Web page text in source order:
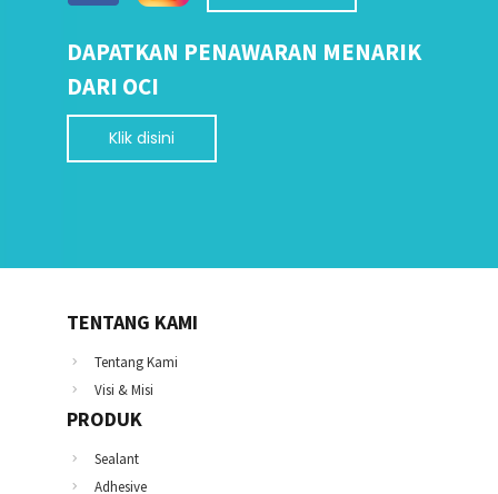
DAPATKAN PENAWARAN MENARIK
DARI OCI
Klik disini
TENTANG KAMI
Tentang Kami
Visi & Misi
PRODUK
Sealant
Adhesive